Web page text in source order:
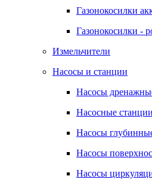
Газонокосилки
Газонокосилки -
Измельчители
Насосы и станции
Насосы
Насосные станции
Насосы
Насосы
Насосы